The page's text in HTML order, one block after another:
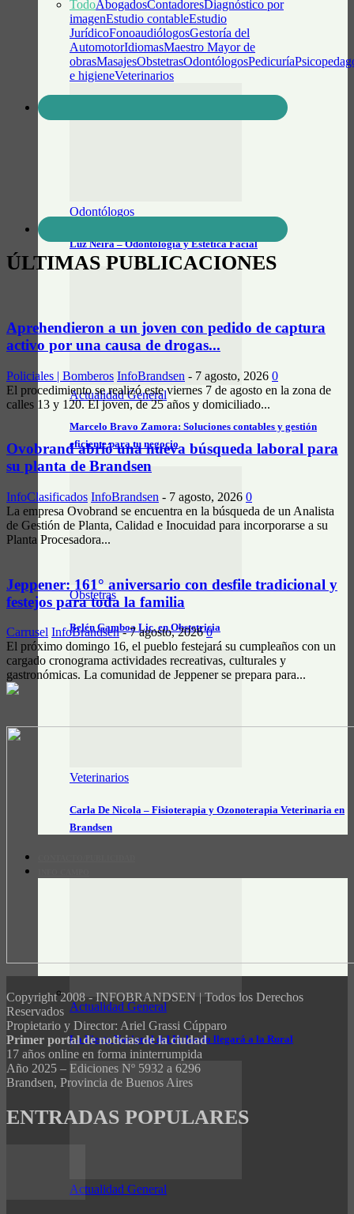
TodoAbogadosContadoresDiagnóstico por
imagenEstudio contableEstudio
JurídicoFonoaudiólogosGestoría del
AutomotorIdiomasMaestro Mayor de
obrasMasajesObstetrasOdontólogosPedicuría
e higieneVeterinarios
Odontólogos
Luz Neira – Odontología y Estética Facial
Actualidad General
Marcelo Bravo Zamora: Soluciones contables y gestión
eficiente para tu negocio
Obstetras
Belén Gamboa Lic. en Obstetricia
Veterinarios
Carla De Nicola – Fisioterapia y Ozonoterapia Veterinaria en
Brandsen
Actualidad General
La Fiesta Nacional del Holando llegará a la Rural
Actualidad General
ÚLTIMAS PUBLICACIONES
Aprehendieron a un joven con pedido de captura
activo por una causa de drogas...
Policiales | Bomberos InfoBrandsen - 7 agosto, 2026 0
El procedimiento se realizó este viernes 7 de agosto en la zona de
calles 13 y 120. El joven, de 25 años y domiciliado...
Ovobrand abrió una nueva búsqueda laboral para
su planta de Brandsen
InfoClasificados InfoBrandsen - 7 agosto, 2026 0
La empresa Ovobrand se encuentra en la búsqueda de un Analista
de Gestión de Planta, Calidad e Inocuidad para incorporarse a su
Planta Procesadora...
Jeppener: 161° aniversario con desfile tradicional y
festejos para toda la familia
Carrusel InfoBrandsen - 7 agosto, 2026 0
El próximo domingo 16, el pueblo festejará su cumpleaños con un
cargado cronograma actividades recreativas, culturales y
gastronómicas. La comunidad de Jeppener se prepara para...
Copyright 2008 - INFOBRANDSEN | Todos los Derechos
Reservados
Propietario y Director: Ariel Grassi Cúpparo
Primer portal de noticias de la ciudad
17 años online en forma ininterrumpida
Año 2025 – Ediciones Nº 5932 a 6296
Brandsen, Provincia de Buenos Aires
ENTRADAS POPULARES